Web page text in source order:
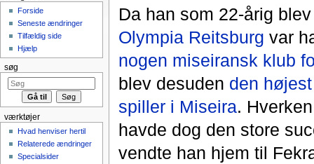
Da han som 22-årig
Olympia Reitsburg var
nogen miseiransk klub
blev desuden den
spiller i Miseira.
havde dog den store
vendte han hjem til
Forside
Seneste ændringer
Tilfældig side
Hjælp
søg
værktøjer
Hvad henviser hertil
Relaterede ændringer
Specialsider